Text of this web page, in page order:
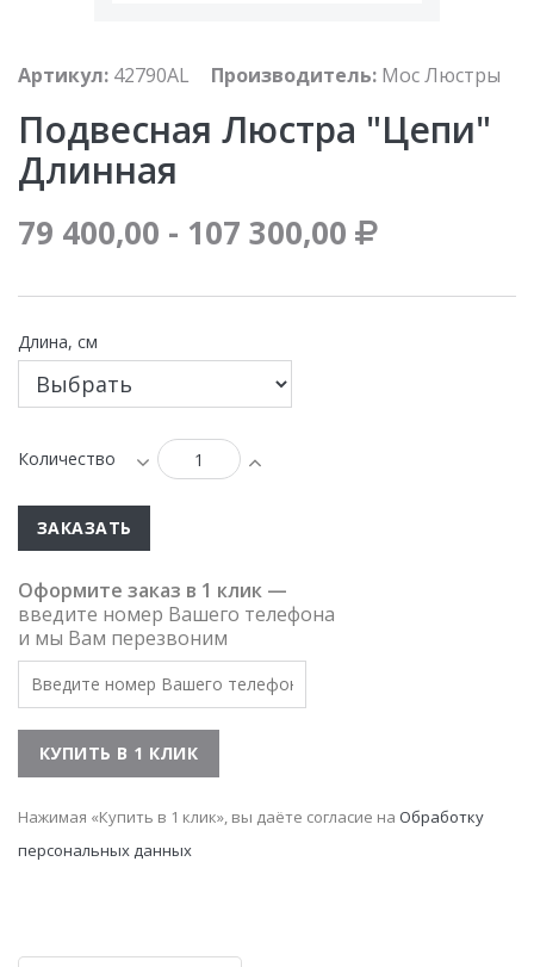
Артикул: 42790AL Производитель: Мос Люстры
Подвесная Люстра "цепи"
Длинная
79 400,00 - 107 300,00
Длина, см
Количество
ЗАКАЗАТЬ
Оформите заказ в 1 клик —
введите номер Вашего телефона
и мы Вам перезвоним
Нажимая «Купить в 1 клик», вы даёте согласие на Обработку
персональных данных